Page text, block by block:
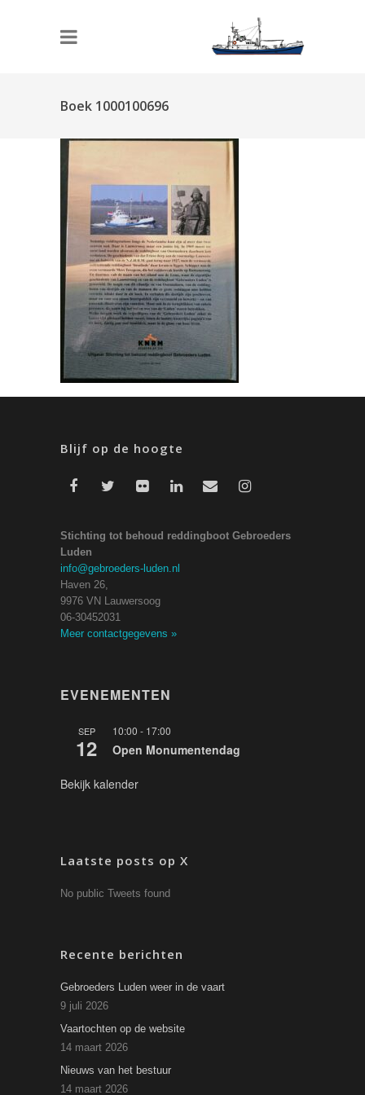
Boek 1000100696
Blijf op de hoogte
Stichting tot behoud reddingboot Gebroeders
Luden
info@gebroeders-luden.nl
Haven 26,
9976 VN Lauwersoog
06-30452031
Meer contactgegevens »
EVENEMENTEN
SEP
12
10:00 - 17:00
Open Monumentendag
Bekijk kalender
Laatste posts op X
No public Tweets found
Recente berichten
Gebroeders Luden weer in de vaart
9 juli 2026
Vaartochten op de website
14 maart 2026
Nieuws van het bestuur
14 maart 2026